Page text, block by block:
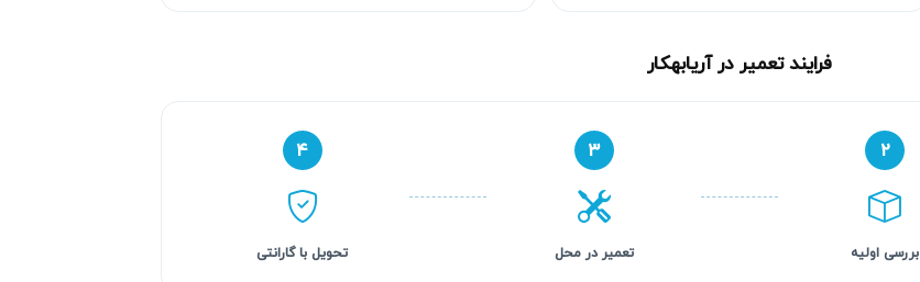
فرایند تعمیر در آریابهکار
۲
بررسی اولیه
۳
تعمیر در محل
۴
تحویل با گارانتی